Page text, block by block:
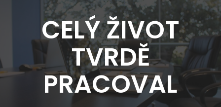
CELÝ ŽIVOT
TVRDĚ
PRACOVAL